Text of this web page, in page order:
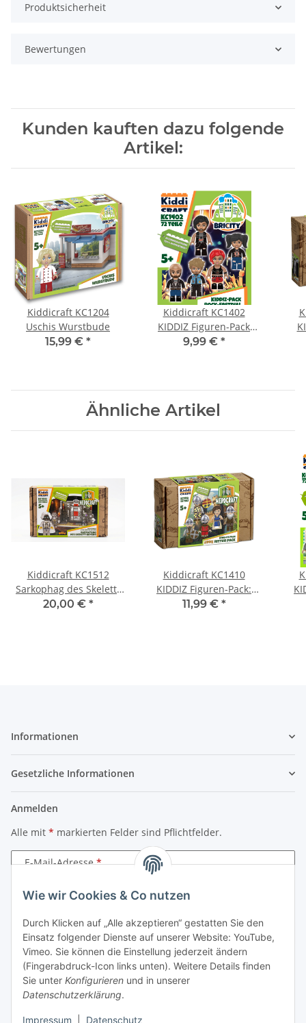
Wie wir Cookies & Co nutzen
Durch Klicken auf „Alle akzeptieren“ gestatten Sie den
Einsatz folgender Dienste auf unserer Website: YouTube,
Vimeo. Sie können die Einstellung jederzeit ändern
(Fingerabdruck-Icon links unten). Weitere Details finden
Sie unter Konfigurieren und in unserer
Datenschutzerklärung.
Impressum Datenschutz
Produktsicherheit
Bewertungen
Kunden kauften dazu folgende
Artikel:
Kiddicraft KC1204
Uschis Wurstbude
15,99 € *
Kiddicraft KC1402
KIDDIZ Figuren-Pack
Rock Festival
9,99 € *
Ähnliche Artikel
Kiddicraft KC1512
Sarkophag des Skelett-
Hexers
20,00 € *
Kiddicraft KC1410
KIDDIZ Figuren-Pack:
Ritter
11,99 € *
Informationen
Gesetzliche Informationen
Anmelden
Alle mit * markierten Felder sind Pflichtfelder.
E-Mail-Adresse
Passwort
Anmelden
Passwort vergessen
Neu hier?Jetzt registrieren!